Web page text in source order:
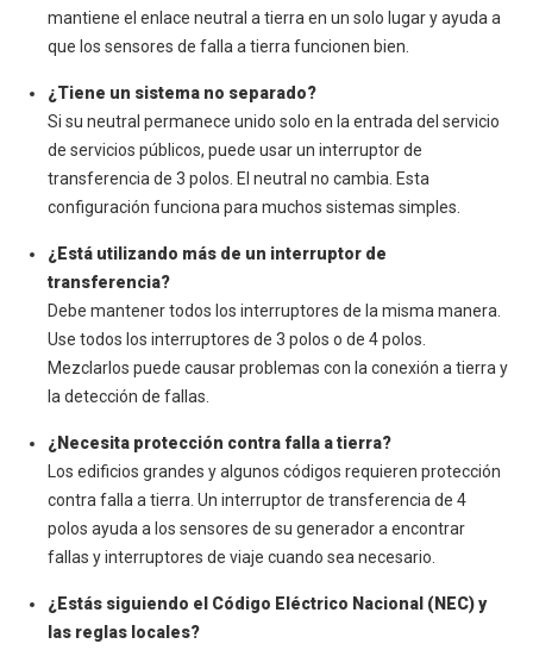
mantiene el enlace neutral a tierra en un solo lugar y ayuda a
que los sensores de falla a tierra funcionen bien.
¿Tiene un sistema no separado?
Si su neutral permanece unido solo en la entrada del servicio
de servicios públicos, puede usar un interruptor de
transferencia de 3 polos. El neutral no cambia. Esta
configuración funciona para muchos sistemas simples.
¿Está utilizando más de un interruptor de
transferencia?
Debe mantener todos los interruptores de la misma manera.
Use todos los interruptores de 3 polos o de 4 polos.
Mezclarlos puede causar problemas con la conexión a tierra y
la detección de fallas.
¿Necesita protección contra falla a tierra?
Los edificios grandes y algunos códigos requieren protección
contra falla a tierra. Un interruptor de transferencia de 4
polos ayuda a los sensores de su generador a encontrar
fallas y interruptores de viaje cuando sea necesario.
¿Estás siguiendo el Código Eléctrico Nacional (NEC) y
las reglas locales?